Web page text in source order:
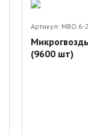
Артикул: MBO.6-
(9600 шт)